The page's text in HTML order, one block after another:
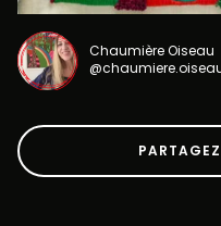
Chaumière Oiseau